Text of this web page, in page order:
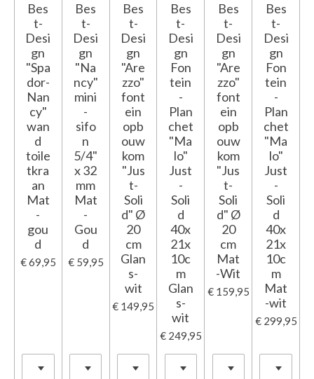
Bes
t-
Desi
gn
"Spa
dor-
Nan
cy"
wan
d
toile
tkra
an
Mat
-
gou
d
€ 69,95
Bes
t-
Desi
gn
"Na
ncy"
mini
-
sifo
n
5/4"
x 32
mm
Mat
-
Gou
d
€ 59,95
Bes
t-
Desi
gn
"Are
zzo"
font
ein
opb
ouw
kom
"Jus
t-
Soli
d" Ø
20
cm
Glan
s-
wit
€ 149,95
Bes
t-
Desi
gn
Fon
tein
-
Plan
chet
"Ma
lo"
Just
-
Soli
d
40x
21x
10c
m
Glan
s-
wit
€ 249,95
Bes
t-
Desi
gn
"Are
zzo"
font
ein
opb
ouw
kom
"Jus
t-
Soli
d" Ø
20
cm
Mat
-Wit
€ 159,95
Bes
t-
Desi
gn
Fon
tein
-
Plan
chet
"Ma
lo"
Just
-
Soli
d
40x
21x
10c
m
Mat
-wit
€ 299,95